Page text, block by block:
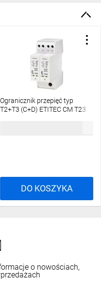
Ogranicznik przepięć typ
T2+T3 (C+D) ETITEC CM T23
DO KOSZYKA
o nowościach,